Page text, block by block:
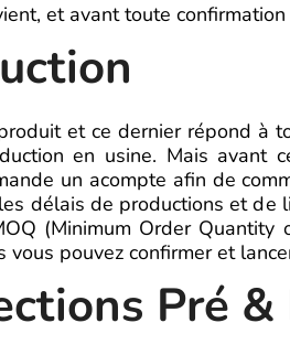
et avant toute
et ce dernier répond à
en usine. Mais avant
un acompte afin de
délais de productions et
(Minimum Order Quantity
pouvez confirmer et
Pré